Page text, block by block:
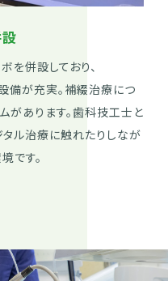
を併設しており、
備が充実。補綴治療につ
があります。歯科技工士と
タル治療に触れたりしなが
です。